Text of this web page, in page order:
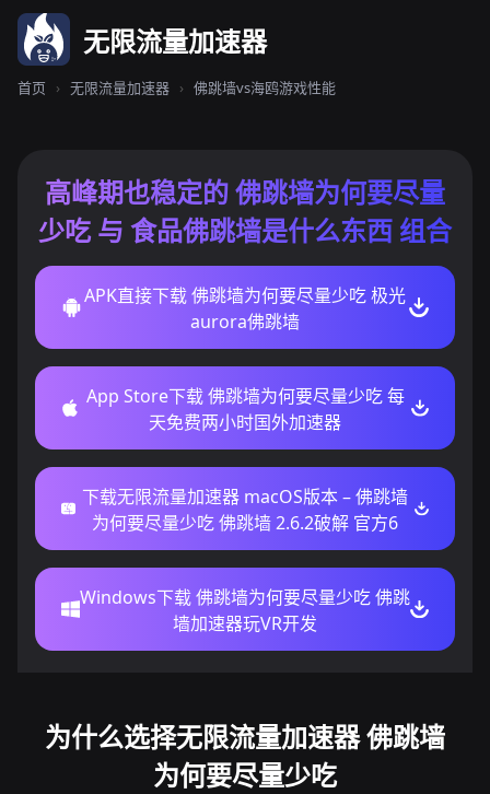
无限流量加速器
首页 › 无限流量加速器 › 佛跳墙vs海鸥游戏性能
高峰期也稳定的 佛跳墙为何要尽量
少吃 与 食品佛跳墙是什么东西 组合
APK直接下载 佛跳墙为何要尽量少吃 极光
aurora佛跳墙
App Store下载 佛跳墙为何要尽量少吃 每
天免费两小时国外加速器
下载无限流量加速器 macOS版本 – 佛跳墙
为何要尽量少吃 佛跳墙 2.6.2破解 官方6
Windows下载 佛跳墙为何要尽量少吃 佛跳
墙加速器玩VR开发
为什么选择无限流量加速器 佛跳墙
为何要尽量少吃